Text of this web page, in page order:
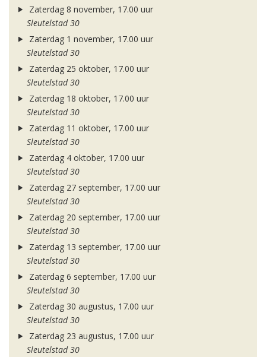
Zaterdag 8 november, 17.00 uur
Sleutelstad 30
Zaterdag 1 november, 17.00 uur
Sleutelstad 30
Zaterdag 25 oktober, 17.00 uur
Sleutelstad 30
Zaterdag 18 oktober, 17.00 uur
Sleutelstad 30
Zaterdag 11 oktober, 17.00 uur
Sleutelstad 30
Zaterdag 4 oktober, 17.00 uur
Sleutelstad 30
Zaterdag 27 september, 17.00 uur
Sleutelstad 30
Zaterdag 20 september, 17.00 uur
Sleutelstad 30
Zaterdag 13 september, 17.00 uur
Sleutelstad 30
Zaterdag 6 september, 17.00 uur
Sleutelstad 30
Zaterdag 30 augustus, 17.00 uur
Sleutelstad 30
Zaterdag 23 augustus, 17.00 uur
Sleutelstad 30